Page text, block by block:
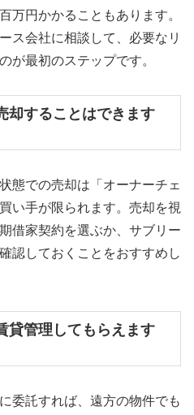
万円かかることもあります。
ス会社に相談して、必要なリ
が最初のステップです。
却することはできます
態での売却は「オーナーチェ
い手が限られます。売却を視
借家契約を選ぶか、サブリー
認しておくことをおすすめし
貸管理してもらえます
委託すれば、遠方の物件でも